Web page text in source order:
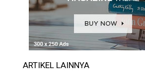
ARTIKEL LAINNYA